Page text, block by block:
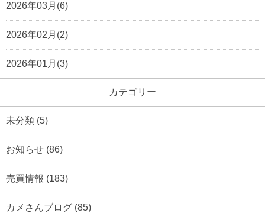
2026年03月(6)
2026年02月(2)
2026年01月(3)
カテゴリー
未分類 (5)
お知らせ (86)
売買情報 (183)
カメさんブログ (85)